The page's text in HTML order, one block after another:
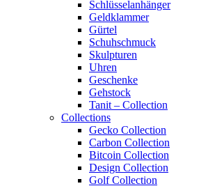
Schlüsselanhänger
Geldklammer
Gürtel
Schuhschmuck
Skulpturen
Uhren
Geschenke
Gehstock
Tanit – Collection
Collections
Gecko Collection
Carbon Collection
Bitcoin Collection
Design Collection
Golf Collection